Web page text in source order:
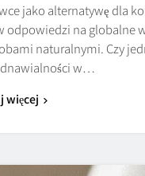
jako alternatywę dla
na globalne
naturalnymi. Czy
w…
więcej